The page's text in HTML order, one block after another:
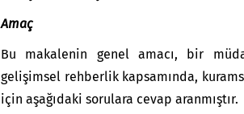
Amaç
Bu makalenin genel amacı, bir
gelişimsel rehberlik kapsamında,
için aşağıdaki sorulara cevap aranmıştır.